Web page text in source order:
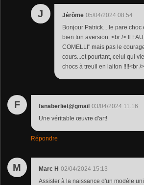
J Jérôme 05/04/2024 08:54
Bonjour Patrick....le pare
bien ton aversion. <br /> Il
COMELLI" mais pas le
cours...et pourtant, celui qui
chocs à treuil en laiton !!!!<br /
F fanaberliet@gmail 03/04/2024 11:16
Une véritable œuvre d'art!
Répondre
M Marc H 02/04/2024 15:13
Assister à la naissance d'un modèle